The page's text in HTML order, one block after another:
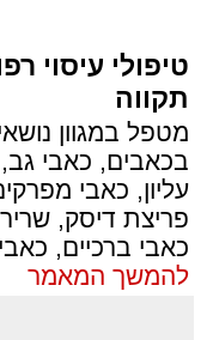
טיפולי עיסוי
תקווה
מטפל במגוון
בכאבים, כאבי
עליון, כאבי
פריצת דיסק,
כאבי ברכיים,
להמשך המאמר